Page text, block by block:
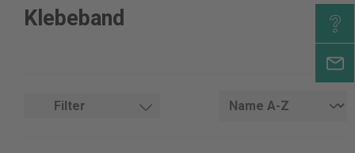
Klebeband
Filter